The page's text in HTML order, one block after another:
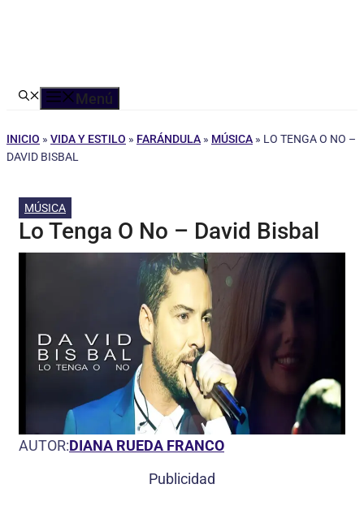
Menú
INICIO » VIDA Y ESTILO » FARÁNDULA » MÚSICA » LO TENGA O NO –
DAVID BISBAL
MÚSICA
Lo Tenga O No – David Bisbal
AUTOR:DIANA RUEDA FRANCO
Publicidad